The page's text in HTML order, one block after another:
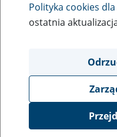
29
March
2013
Informacja archiwalna
Zakład Ubezpieczeń
zaginęła 1 szt.
Polityka cookies
ostatnia